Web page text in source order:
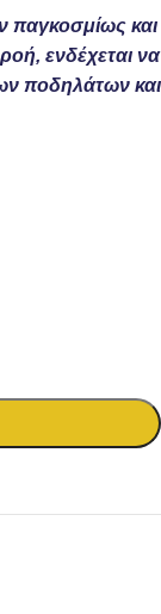
παγκοσμίως και
ενδέχεται να
ποδηλάτων και